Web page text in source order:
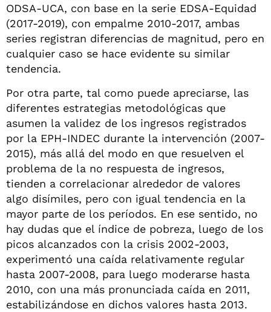
ODSA-UCA, con base en la serie EDSA-Equidad
(2017-2019), con empalme 2010-2017, ambas
series registran diferencias de magnitud, pero en
cualquier caso se hace evidente su similar
tendencia.
Por otra parte, tal como puede apreciarse, las
diferentes estrategias metodológicas que
asumen la validez de los ingresos registrados
por la EPH-INDEC durante la intervención (2007-
2015), más allá del modo en que resuelven el
problema de la no respuesta de ingresos,
tienden a correlacionar alrededor de valores
algo disímiles, pero con igual tendencia en la
mayor parte de los períodos. En ese sentido, no
hay dudas que el índice de pobreza, luego de los
picos alcanzados con la crisis 2002-2003,
experimentó una caída relativamente regular
hasta 2007-2008, para luego moderarse hasta
2010, con una más pronunciada caída en 2011,
estabilizándose en dichos valores hasta 2013.